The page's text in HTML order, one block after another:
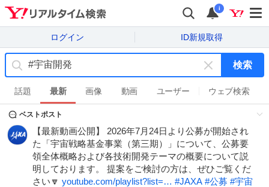
i
ログイン ID新規取得
キ
ー
ワ
ド
を
消
す
検索
話題 最新 画像 動画 ユーザー ウェブ検索
ベストポスト
【最新動画公開】 2026年7月24日より公募が開始され
た「宇宙戦略基金事業（第三期）」について、公募要
領全体概略および各技術開発テーマの概要について説
明しております。 提案をご検討の方は、ぜひご覧くだ
さい🔽 youtube.com/playlist?list=… #JAXA #公募 #宇宙